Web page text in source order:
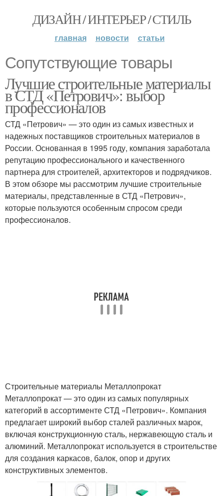
ДИЗАЙН / ИНТЕРЬЕР / СТИЛЬ
главная новости статьи
Сопутствующие товары
Лучшие строительные материалы
в СТД «Петрович»: выбор
профессионалов
СТД «Петрович» — это один из самых известных и
надежных поставщиков строительных материалов в
России. Основанная в 1995 году, компания заработала
репутацию профессионального и качественного
партнера для строителей, архитекторов и подрядчиков.
В этом обзоре мы рассмотрим лучшие строительные
материалы, представленные в СТД «Петрович»,
которые пользуются особенным спросом среди
профессионалов.
Строительные материалы Металлопрокат
Металлопрокат — это один из самых популярных
категорий в ассортименте СТД «Петрович». Компания
предлагает широкий выбор сталей различных марок,
включая конструкционную сталь, нержавеющую сталь и
алюминий. Металлопрокат используется в строительстве
для создания каркасов, балок, опор и других
конструктивных элементов.